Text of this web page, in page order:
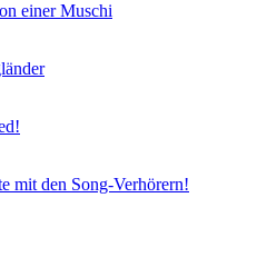
einer Muschi
mit den Song-Verhörern!